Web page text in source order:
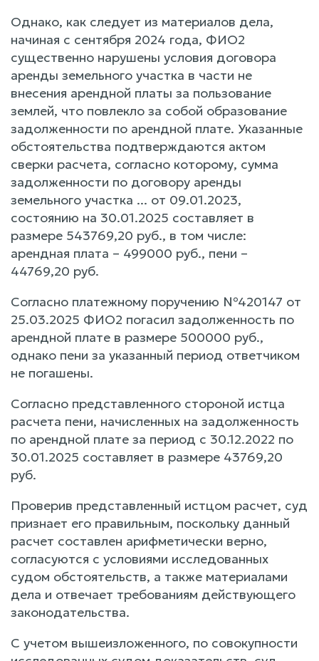
Однако, как следует из материалов дела,
начиная с сентября 2024 года, ФИО2
существенно нарушены условия договора
аренды земельного участка в части не
внесения арендной платы за пользование
землей, что повлекло за собой образование
задолженности по арендной плате. Указанные
обстоятельства подтверждаются актом
сверки расчета, согласно которому, сумма
задолженности по договору аренды
земельного участка ... от 09.01.2023,
состоянию на 30.01.2025 составляет в
размере 543769,20 руб., в том числе:
арендная плата – 499000 руб., пени –
44769,20 руб.
Согласно платежному поручению №420147 от
25.03.2025 ФИО2 погасил задолженность по
арендной плате в размере 500000 руб.,
однако пени за указанный период ответчиком
не погашены.
Согласно представленного стороной истца
расчета пени, начисленных на задолженность
по арендной плате за период с 30.12.2022 по
30.01.2025 составляет в размере 43769,20
руб.
Проверив представленный истцом расчет, суд
признает его правильным, поскольку данный
расчет составлен арифметически верно,
согласуются с условиями исследованных
судом обстоятельств, а также материалами
дела и отвечает требованиям действующего
законодательства.
С учетом вышеизложенного, по совокупности